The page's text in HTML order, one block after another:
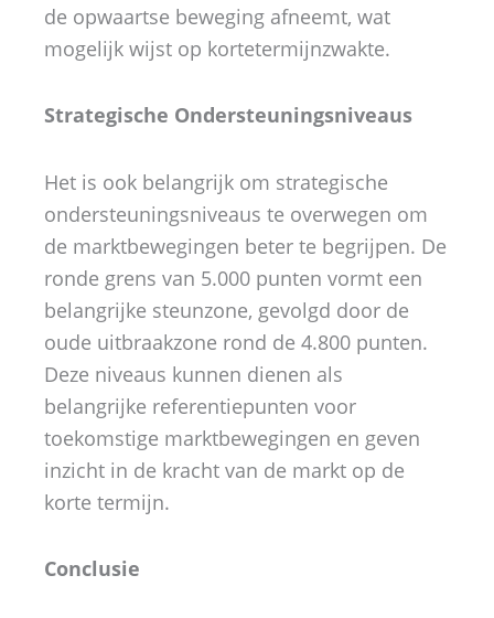
de opwaartse beweging afneemt, wat
mogelijk wijst op kortetermijnzwakte.
Strategische Ondersteuningsniveaus
Het is ook belangrijk om strategische
ondersteuningsniveaus te overwegen om
de marktbewegingen beter te begrijpen. De
ronde grens van 5.000 punten vormt een
belangrijke steunzone, gevolgd door de
oude uitbraakzone rond de 4.800 punten.
Deze niveaus kunnen dienen als
belangrijke referentiepunten voor
toekomstige marktbewegingen en geven
inzicht in de kracht van de markt op de
korte termijn.
Conclusie